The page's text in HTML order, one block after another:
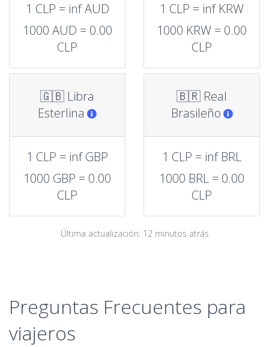
1 CLP = inf AUD
1000 AUD = 0.00
CLP
1 CLP = inf KRW
1000 KRW = 0.00
CLP
🇬🇧 Libra
Esterlina
1 CLP = inf GBP
1000 GBP = 0.00
CLP
🇧🇷 Real
Brasileño
1 CLP = inf BRL
1000 BRL = 0.00
CLP
Última actualización: 12 minutos atrás
Preguntas Frecuentes para
viajeros